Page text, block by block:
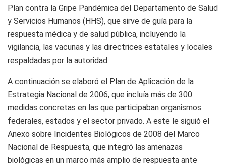
Plan contra la Gripe Pandémica del Departamento de Salud
y Servicios Humanos (HHS), que sirve de guía para la
respuesta médica y de salud pública, incluyendo la
vigilancia, las vacunas y las directrices estatales y locales
respaldadas por la autoridad.
A continuación se elaboró el Plan de Aplicación de la
Estrategia Nacional de 2006, que incluía más de 300
medidas concretas en las que participaban organismos
federales, estados y el sector privado. A este le siguió el
Anexo sobre Incidentes Biológicos de 2008 del Marco
Nacional de Respuesta, que integró las amenazas
biológicas en un marco más amplio de respuesta ante